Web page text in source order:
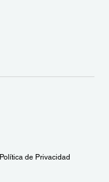
Política de Privacidad